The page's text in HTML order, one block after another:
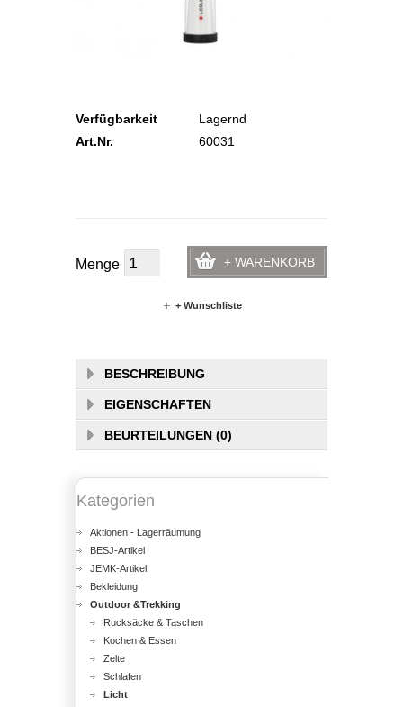
Verfügbarkeit
Lagernd
Art.Nr.
60031
Menge + WARENKORB
+ Wunschliste
BESCHREIBUNG
EIGENSCHAFTEN
BEURTEILUNGEN (0)
Kategorien
Aktionen - Lagerräumung
BESJ-Artikel
JEMK-Artikel
Bekleidung
Outdoor &Trekking
Rucksäcke & Taschen
Kochen & Essen
Zelte
Schlafen
Licht